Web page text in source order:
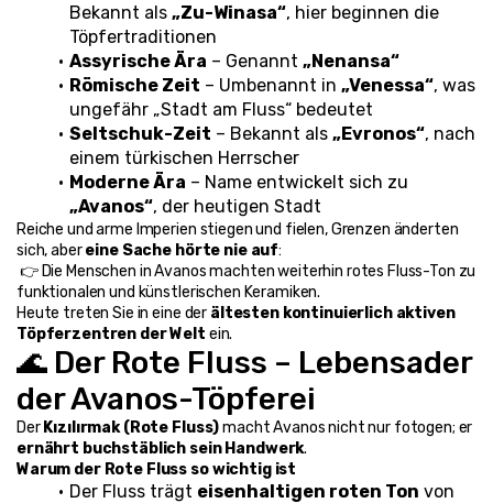
Bekannt als „Zu-Winasa“, hier beginnen die
Töpfertraditionen
Assyrische Ära – Genannt „Nenansa“
Römische Zeit – Umbenannt in „Venessa“, was
ungefähr „Stadt am Fluss“ bedeutet
Seltschuk-Zeit – Bekannt als „Evronos“, nach
einem türkischen Herrscher
Moderne Ära
„Avanos“, der heutigen Stadt
Reiche und arme Imperien stiegen und fielen, Grenzen änderten
sich, aber eine Sache hörte nie auf:
funktionalen und künstlerischen Keramiken.
Heute treten Sie in eine der ältesten kontinuierlich aktiven
Töpferzentren der Welt ein.
🌊 Der Rote Fluss – Lebensader
der Avanos-Töpferei
Der Kızılırmak (Rote Fluss)
ernährt buchstäblich sein Handwerk.
Warum der Rote Fluss so wichtig ist
Der Fluss trägt eisenhaltigen roten Ton von